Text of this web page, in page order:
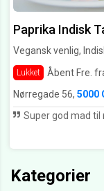
Paprika Indisk
Vegansk venlig,
Lukket Åbent Fre.
Nørregade 56, 5000
Super god mad til
Kategorier